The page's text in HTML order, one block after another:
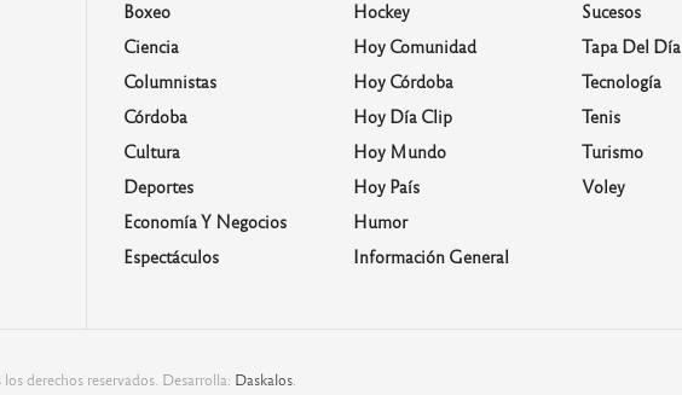
Boxeo
Ciencia
Columnistas
Córdoba
Cultura
Deportes
Economía Y Negocios
Espectáculos
Hockey
Hoy Comunidad
Hoy Córdoba
Hoy Día Clip
Hoy Mundo
Hoy País
Humor
Información General
Sucesos
Tapa Del Día
Tecnología
Tenis
Turismo
Voley
derechos reservados. Desarrolla: Daskalos.